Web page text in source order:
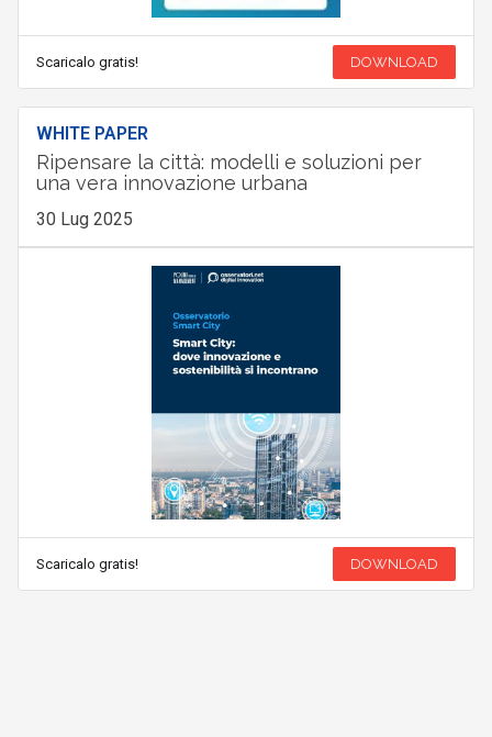
Scaricalo gratis! DOWNLOAD
WHITE PAPER
Ripensare la città: modelli e soluzioni per
una vera innovazione urbana
30 Lug 2025
Scaricalo gratis! DOWNLOAD